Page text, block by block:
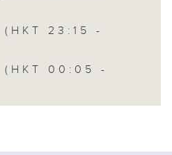
(HKT 23:15 -
(HKT 00:05 -